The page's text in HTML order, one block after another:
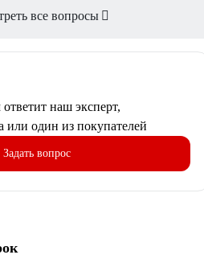
все вопросы
наш эксперт,
или один из покупателей
Задать вопрос